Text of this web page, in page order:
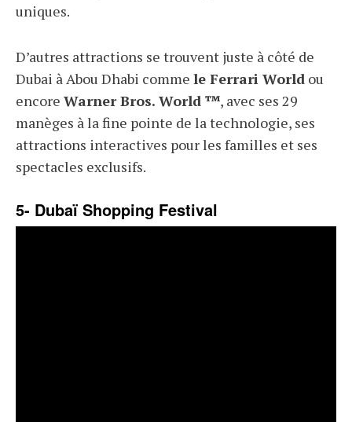
uniques.
D’autres attractions se trouvent juste à côté de
Dubai à Abou Dhabi comme le Ferrari World ou
encore Warner Bros. World ™, avec ses 29
manèges à la fine pointe de la technologie, ses
attractions interactives pour les familles et ses
spectacles exclusifs.
5- Dubaï Shopping Festival